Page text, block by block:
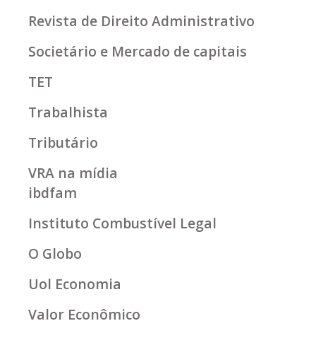
Revista de Direito Administrativo
Societário e Mercado de capitais
TET
Trabalhista
Tributário
VRA na mídia
ibdfam
Instituto Combustível Legal
O Globo
Uol Economia
Valor Econômico